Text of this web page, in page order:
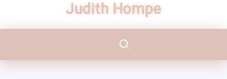
Judith Hompe
en schaamte
0 Comments